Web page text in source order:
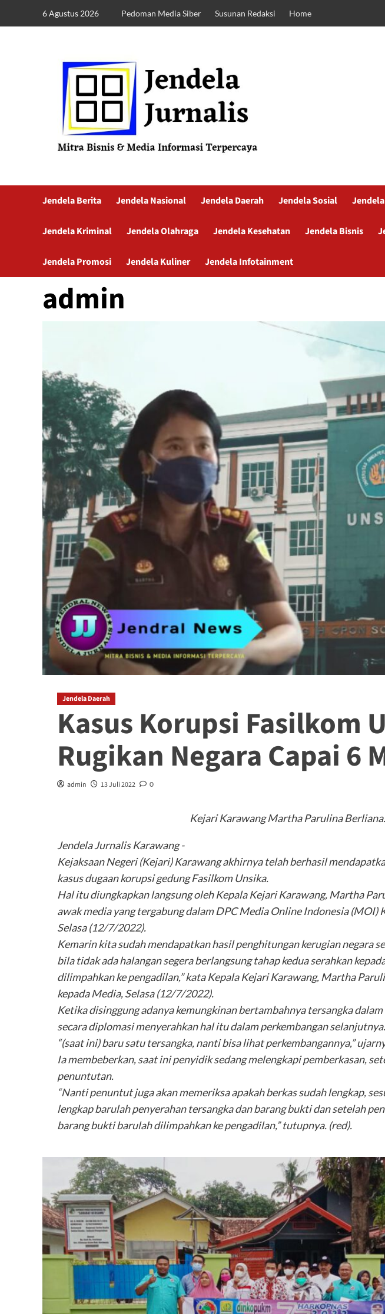
6 Agustus 2026 Pedoman Media Siber Susunan Redaksi Home
Jendela Berita Jendela Nasional Jendela Daerah Jendela Sosial
Jendela Kriminal Jendela Olahraga Jendela Kesehatan Jendela Bisnis
Jendela Promosi Jendela Kuliner Jendela Infotainment
admin
Jendela Daerah
Kasus Korupsi Fasilkom
Rugikan Negara Capai 6
admin 13 Juli 2022 0
Kejari Karawang Martha Parulina Berliana.
Jendela Jurnalis Karawang -
Kejaksaan Negeri (Kejari) Karawang akhirnya telah berhasil
kasus dugaan korupsi gedung Fasilkom Unsika.
Hal itu diungkapkan langsung oleh Kepala Kejari Karawang, Martha
awak media yang tergabung dalam DPC Media Online Indonesia (MOI)
Selasa (12/7/2022).
Kemarin kita sudah mendapatkan hasil penghitungan kerugian negara
bila tidak ada halangan segera berlangsung tahap kedua serahkan
dilimpahkan ke pengadilan,” kata Kepala Kejari Karawang, Martha
kepada Media, Selasa (12/7/2022).
Ketika disinggung adanya kemungkinan bertambahnya tersangka
secara diplomasi menyerahkan hal itu dalam perkembangan selanjutnya.
“(saat ini) baru satu tersangka, nanti bisa lihat perkembangannya,”
Ia membeberkan, saat ini penyidik sedang melengkapi pemberkasan,
penuntutan.
“Nanti penuntut juga akan memeriksa apakah berkas sudah lengkap,
lengkap barulah penyerahan tersangka dan barang bukti dan setelah
barang bukti barulah dilimpahkan ke pengadilan,” tutupnya. (red).